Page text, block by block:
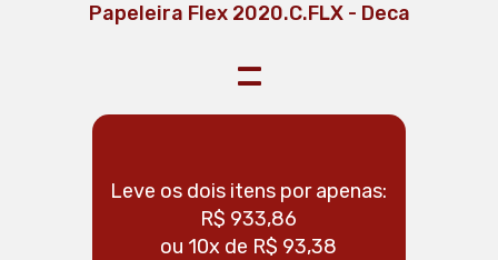
Papeleira Flex 2020.C.FLX - Deca
Cabide Net 2060.C01 - Deca
Papeleira Pix - Deca
Papeleira Com Tampa - Megaflex
=
Leve os dois itens por apenas:
R$ 933,86
ou 10x de R$ 93,38